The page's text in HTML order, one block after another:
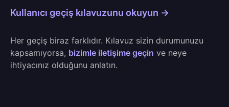
Kullanıcı geçiş kılavuzunu okuyun →
Her geçiş biraz farklıdır. Kılavuz sizin durumunuzu
kapsamıyorsa, bizimle iletişime geçin ve neye
ihtiyacınız olduğunu anlatın.